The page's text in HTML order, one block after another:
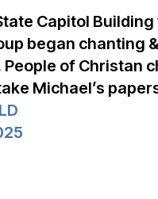
Capitol Building
began chanting &
of Christan
Michael’s